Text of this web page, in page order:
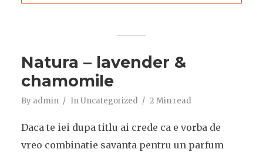
Natura – lavender &
chamomile
By admin InUncategorized 2 Min read
Daca te iei dupa titlu ai crede ca e vorba de
vreo combinatie savanta pentru un parfum